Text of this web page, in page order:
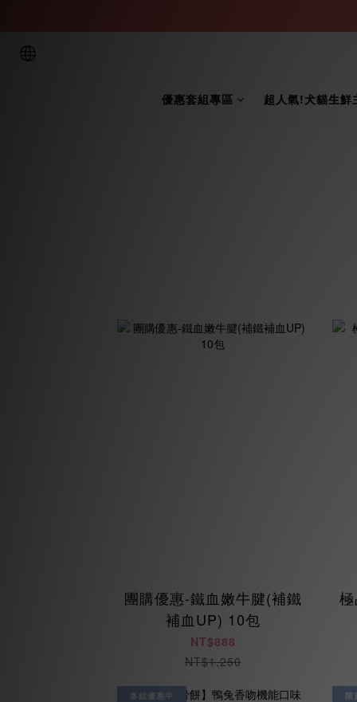
優惠套組專區 超人氣!犬貓生鮮
團購優惠-鐵血嫩牛腱(補鐵
補血UP) 10包
NT$888
NT$1,250
多組優惠中 限